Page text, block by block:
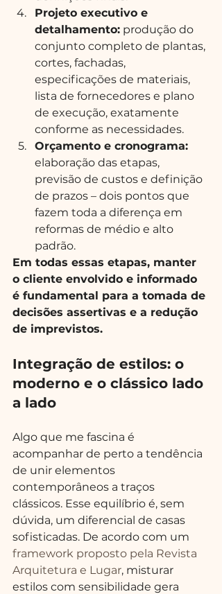
Projeto executivo e
detalhamento: produção do
conjunto completo de plantas,
cortes, fachadas,
especificações de materiais,
lista de fornecedores e plano
de execução, exatamente
conforme as necessidades.
Orçamento e cronograma:
elaboração das etapas,
previsão de custos e definição
de prazos – dois pontos que
fazem toda a diferença em
reformas de médio e alto
padrão.
Em todas essas etapas, manter
o cliente envolvido e informado
é fundamental para a tomada de
decisões assertivas e a redução
de imprevistos.
Integração de estilos: o
moderno e o clássico lado
a lado
Algo que me fascina é
acompanhar de perto a tendência
de unir elementos
contemporâneos a traços
clássicos. Esse equilíbrio é, sem
dúvida, um diferencial de casas
sofisticadas. De acordo com um
framework proposto pela Revista
Arquitetura e Lugar, misturar
estilos com sensibilidade gera